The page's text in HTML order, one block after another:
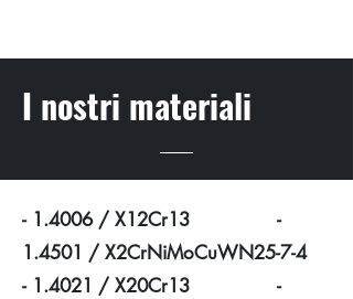
I nostri materiali
- 1.4006 / X12Cr13 -
1.4501 / X2CrNiMoCuWN25-7-4
- 1.4021 / X20Cr13 -